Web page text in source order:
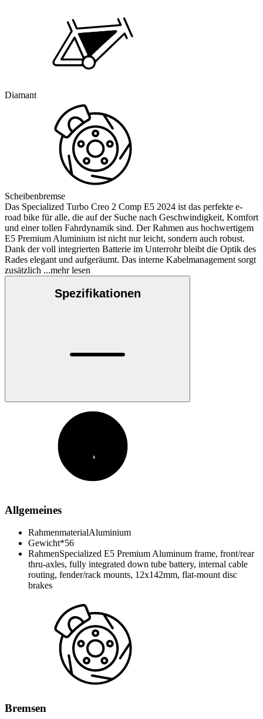
Diamant
Scheibenbremse
Das Specialized Turbo Creo 2 Comp E5 2024 ist das perfekte e-
road bike für alle, die auf der Suche nach Geschwindigkeit, Komfort
und einer tollen Fahrdynamik sind. Der Rahmen aus hochwertigem
E5 Premium Aluminium ist nicht nur leicht, sondern auch robust.
Dank der voll integrierten Batterie im Unterrohr bleibt die Optik des
Rades elegant und aufgeräumt. Das interne Kabelmanagement sorgt
zusätzlich ...mehr lesen
Spezifikationen
Allgemeines
RahmenmaterialAluminium
Gewicht*56
RahmenSpecialized E5 Premium Aluminum frame, front/rear
thru-axles, fully integrated down tube battery, internal cable
routing, fender/rack mounts, 12x142mm, flat-mount disc
brakes
Bremsen